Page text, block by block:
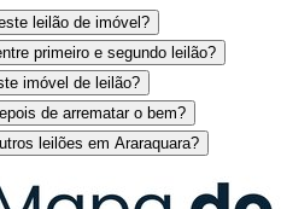
leilão de imóvel?
primeiro e segundo leilão?
imóvel de leilão?
de arrematar o bem?
leilões em Araraquara?